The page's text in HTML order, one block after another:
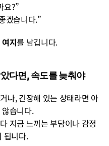
요?”
겠습니다.”
지를 남깁니다.
다면, 속도를 늦춰야
나, 긴장해 있는 상태라면 아
습니다.
지금 느끼는 부담이나 감정
됩니다.